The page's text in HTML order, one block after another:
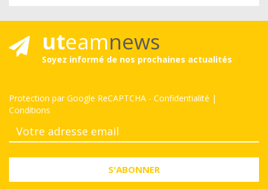
uteamnews
Soyez informé de nos prochaines actualités
S'ABONNER
Protection par Google ReCAPTCHA - Confidentialité |
Conditions